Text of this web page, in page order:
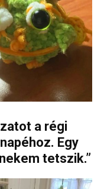
a régi
Egy
tetszik.”